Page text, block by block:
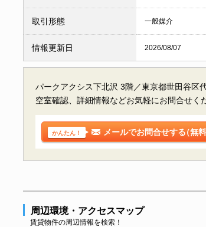
取引形態 一般媒介
情報更新日 2026/08/07
パークアクシス下北沢 3階／東京都世田谷区
空室確認、詳細情報などお気軽にお問合せく
かんたん！ メールでお問合せする（無料
周辺環境・アクセスマップ
賃貸物件の周辺情報を検索！